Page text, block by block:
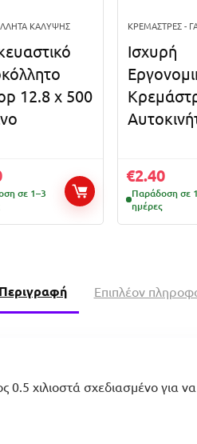
ΚΆΛΥΨΗΣ
12.8 x 500
σε 1–3
ΚΡΕΜΆΣΤΡΕΣ -
Ισχυρή
€2.40
Παράδοση σε
ημέρες
Περιγραφή Επιπλέον
χιλιοστά σχεδιασμένο για